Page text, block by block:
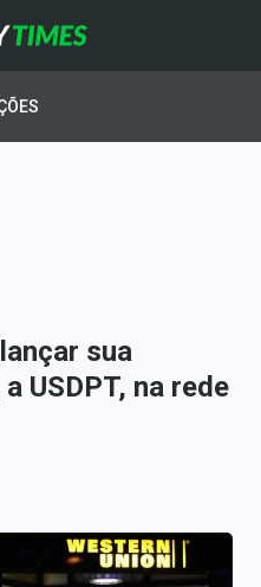
sua
USDPT, na rede